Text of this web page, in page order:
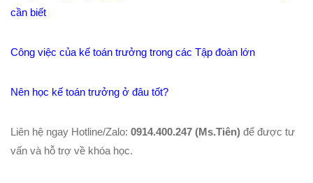
cần biết
Công việc của kế toán trưởng trong các Tập đoàn lớn
Nên học kế toán trưởng ở đâu tốt?
Liên hệ ngay Hotline/Zalo: 0914.400.247 (Ms.Tiên) để được tư
vấn và hỗ trợ về khóa học.